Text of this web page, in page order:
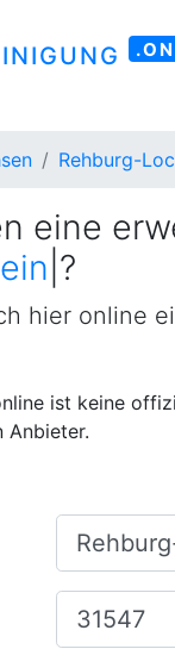
Rehburg-
eine
hier online
ist keine
Anbieter.